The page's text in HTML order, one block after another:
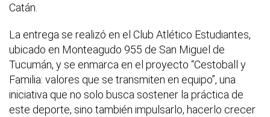
Catán.
La entrega se realizó en el Club Atlético Estudiantes,
ubicado en Monteagudo 955 de San Miguel de
Tucumán, y se enmarca en el proyecto “Cestoball y
Familia: valores que se transmiten en equipo”, una
iniciativa que no solo busca sostener la práctica de
este deporte, sino también impulsarlo, hacerlo crecer